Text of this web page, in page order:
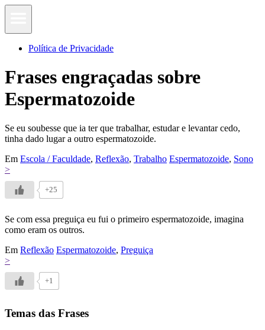
Política de Privacidade
Frases engraçadas sobre
Espermatozoide
Se eu soubesse que ia ter que trabalhar, estudar e levantar cedo,
tinha dado lugar a outro espermatozoide.
Em Escola / Faculdade, Reflexão, Trabalho Espermatozoide, Sono
>
+25
Se com essa preguiça eu fui o primeiro espermatozoide, imagina
como eram os outros.
Em Reflexão Espermatozoide, Preguiça
>
+1
Temas das Frases